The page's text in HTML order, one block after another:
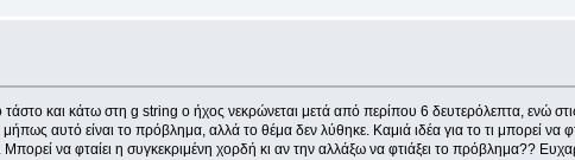
και κάτω στη g string ο ήχος νεκρώνεται μετά από περίπου 6 δευτερόλεπτα, ενώ
αυτό είναι το πρόβλημα, αλλά το θέμα δεν λύθηκε. Καμιά ιδέα για το τι μπορεί να
Μπορεί να φταίει η συγκεκριμένη χορδή κι αν την αλλάξω να φτιάξει το πρόβλημα??